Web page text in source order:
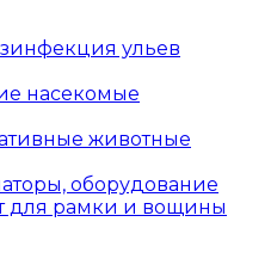
ульев
насекомые
животные
оборудование
для рамки и вощины